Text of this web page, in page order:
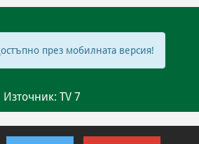
през мобилната версия!
Източник: TV 7